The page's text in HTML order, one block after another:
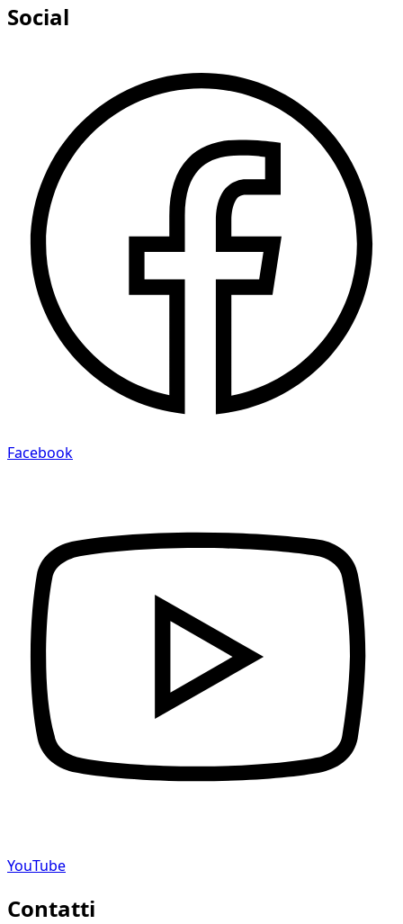
Social
Facebook
YouTube
Contatti